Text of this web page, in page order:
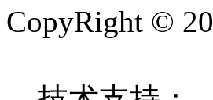
CopyRight ©